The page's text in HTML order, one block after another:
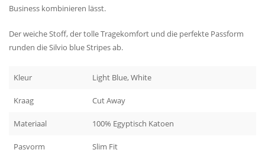
Business kombinieren lässt.
Der weiche Stoff, der tolle Tragekomfort und die perfekte Passform
runden die Silvio blue Stripes ab.
Kleur Light Blue, White
Kraag Cut Away
Materiaal 100% Egyptisch Katoen
Pasvorm Slim Fit